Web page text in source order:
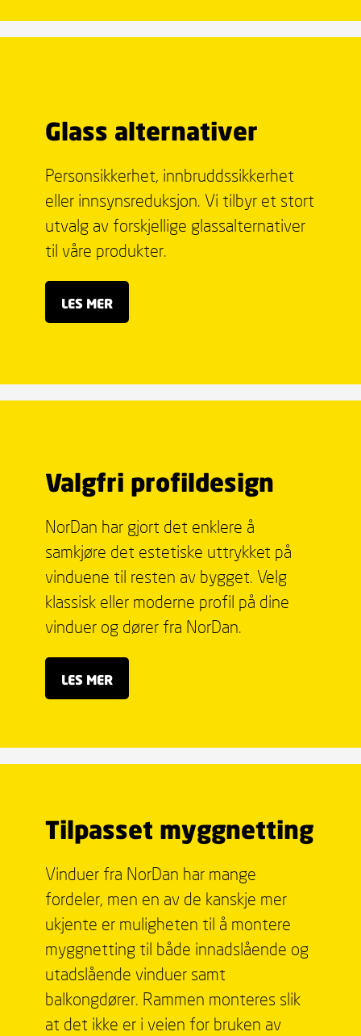
Glass alternativer
Personsikkerhet, innbruddssikkerhet
eller innsynsreduksjon. Vi tilbyr et stort
utvalg av forskjellige glassalternativer
til våre produkter.
LES MER
Valgfri profildesign
NorDan har gjort det enklere å
samkjøre det estetiske uttrykket på
vinduene til resten av bygget. Velg
klassisk eller moderne profil på dine
vinduer og dører fra NorDan.
LES MER
Tilpasset myggnetting
Vinduer fra NorDan har mange
fordeler, men en av de kanskje mer
ukjente er muligheten til å montere
myggnetting til både innadslående og
utadslående vinduer samt
balkongdører. Rammen monteres slik
at det ikke er i veien for bruken av